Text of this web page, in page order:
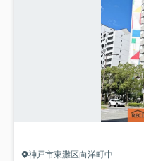
神戸市東灘区向洋町中